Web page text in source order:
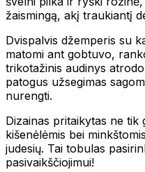
žaismingą, akį traukiantį
Dvispalvis džemperis su
matomi ant gobtuvo,
trikotažinis audinys
patogus užsegimas
nurengti.
Dizainas pritaikytas ne
kišenėlėmis bei
judesių. Tai tobulas
pasivaikščiojimui!